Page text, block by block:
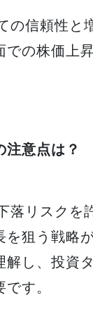
の信頼性と
での株価上
意点は？
リスクを
狙う戦略
解し、投資
す。